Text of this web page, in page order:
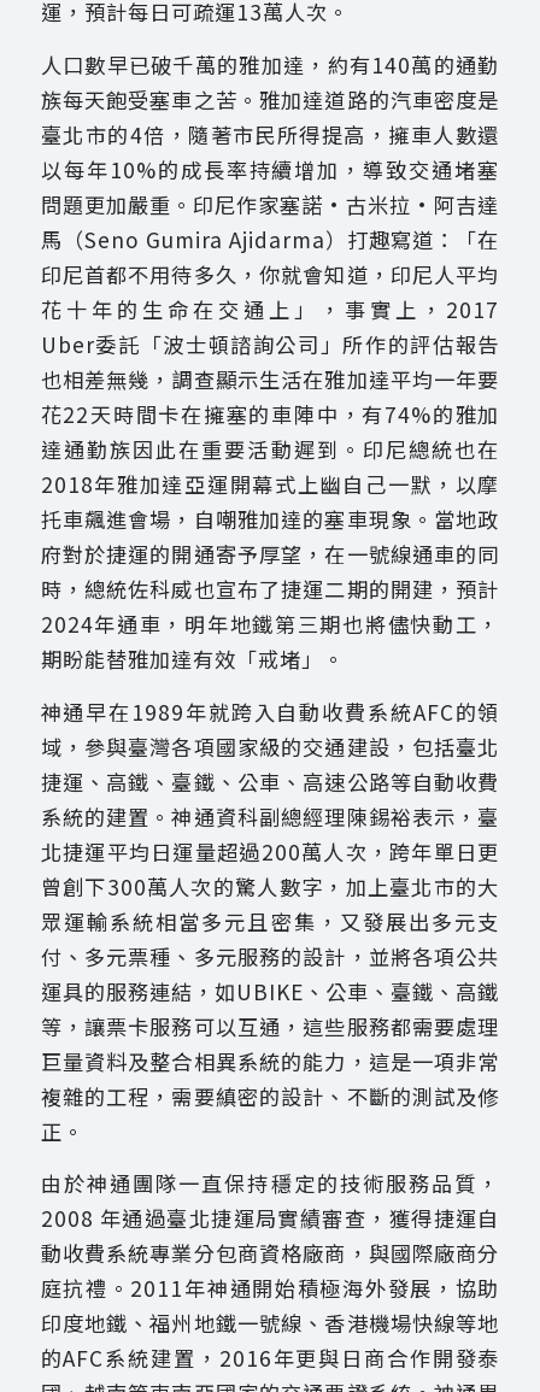
運，預計每日可疏運13萬人次。
人口數早已破千萬的雅加達，約有140萬的通勤
族每天飽受塞車之苦。雅加達道路的汽車密度是
臺北市的4倍，隨著市民所得提高，擁車人數還
以每年10%的成長率持續增加，導致交通堵塞
問題更加嚴重。印尼作家塞諾·古米拉·阿吉達
馬（Seno Gumira Ajidarma）打趣寫道：「在
印尼首都不用待多久，你就會知道，印尼人平均
花十年的生命在交通上」，事實上，2017
Uber委託「波士頓諮詢公司」所作的評估報告
也相差無幾，調查顯示生活在雅加達平均一年要
花22天時間卡在擁塞的車陣中，有74%的雅加
達通勤族因此在重要活動遲到。印尼總統也在
2018年雅加達亞運開幕式上幽自己一默，以摩
托車飆進會場，自嘲雅加達的塞車現象。當地政
府對於捷運的開通寄予厚望，在一號線通車的同
時，總統佐科威也宣布了捷運二期的開建，預計
2024年通車，明年地鐵第三期也將儘快動工，
期盼能替雅加達有效「戒堵」。
神通早在1989年就跨入自動收費系統AFC的領
域，參與臺灣各項國家級的交通建設，包括臺北
捷運、高鐵、臺鐵、公車、高速公路等自動收費
系統的建置。神通資科副總經理陳錫裕表示，臺
北捷運平均日運量超過200萬人次，跨年單日更
曾創下300萬人次的驚人數字，加上臺北市的大
眾運輸系統相當多元且密集，又發展出多元支
付、多元票種、多元服務的設計，並將各項公共
運具的服務連結，如UBIKE、公車、臺鐵、高鐵
等，讓票卡服務可以互通，這些服務都需要處理
巨量資料及整合相異系統的能力，這是一項非常
複雜的工程，需要縝密的設計、不斷的測試及修
正。
由於神通團隊一直保持穩定的技術服務品質，
2008 年通過臺北捷運局實績審查，獲得捷運自
動收費系統專業分包商資格廠商，與國際廠商分
庭抗禮。2011年神通開始積極海外發展，協助
印度地鐵、福州地鐵一號線、香港機場快線等地
的AFC系統建置，2016年更與日商合作開發泰